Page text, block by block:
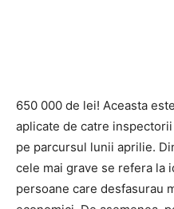
650 000 de lei! Aceasta
aplicate de catre
pe parcursul lunii aprilie.
cele mai grave se refera la
persoane care desfasurau